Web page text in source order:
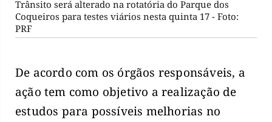
Trânsito será alterado na rotatória do Parque dos
Coqueiros para testes viários nesta quinta 17 - Foto:
PRF
De acordo com os órgãos responsáveis, a
ação tem como objetivo a realização de
estudos para possíveis melhorias no